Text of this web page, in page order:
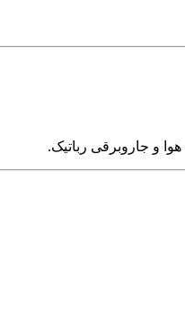
و جاروبرقی رباتیک.